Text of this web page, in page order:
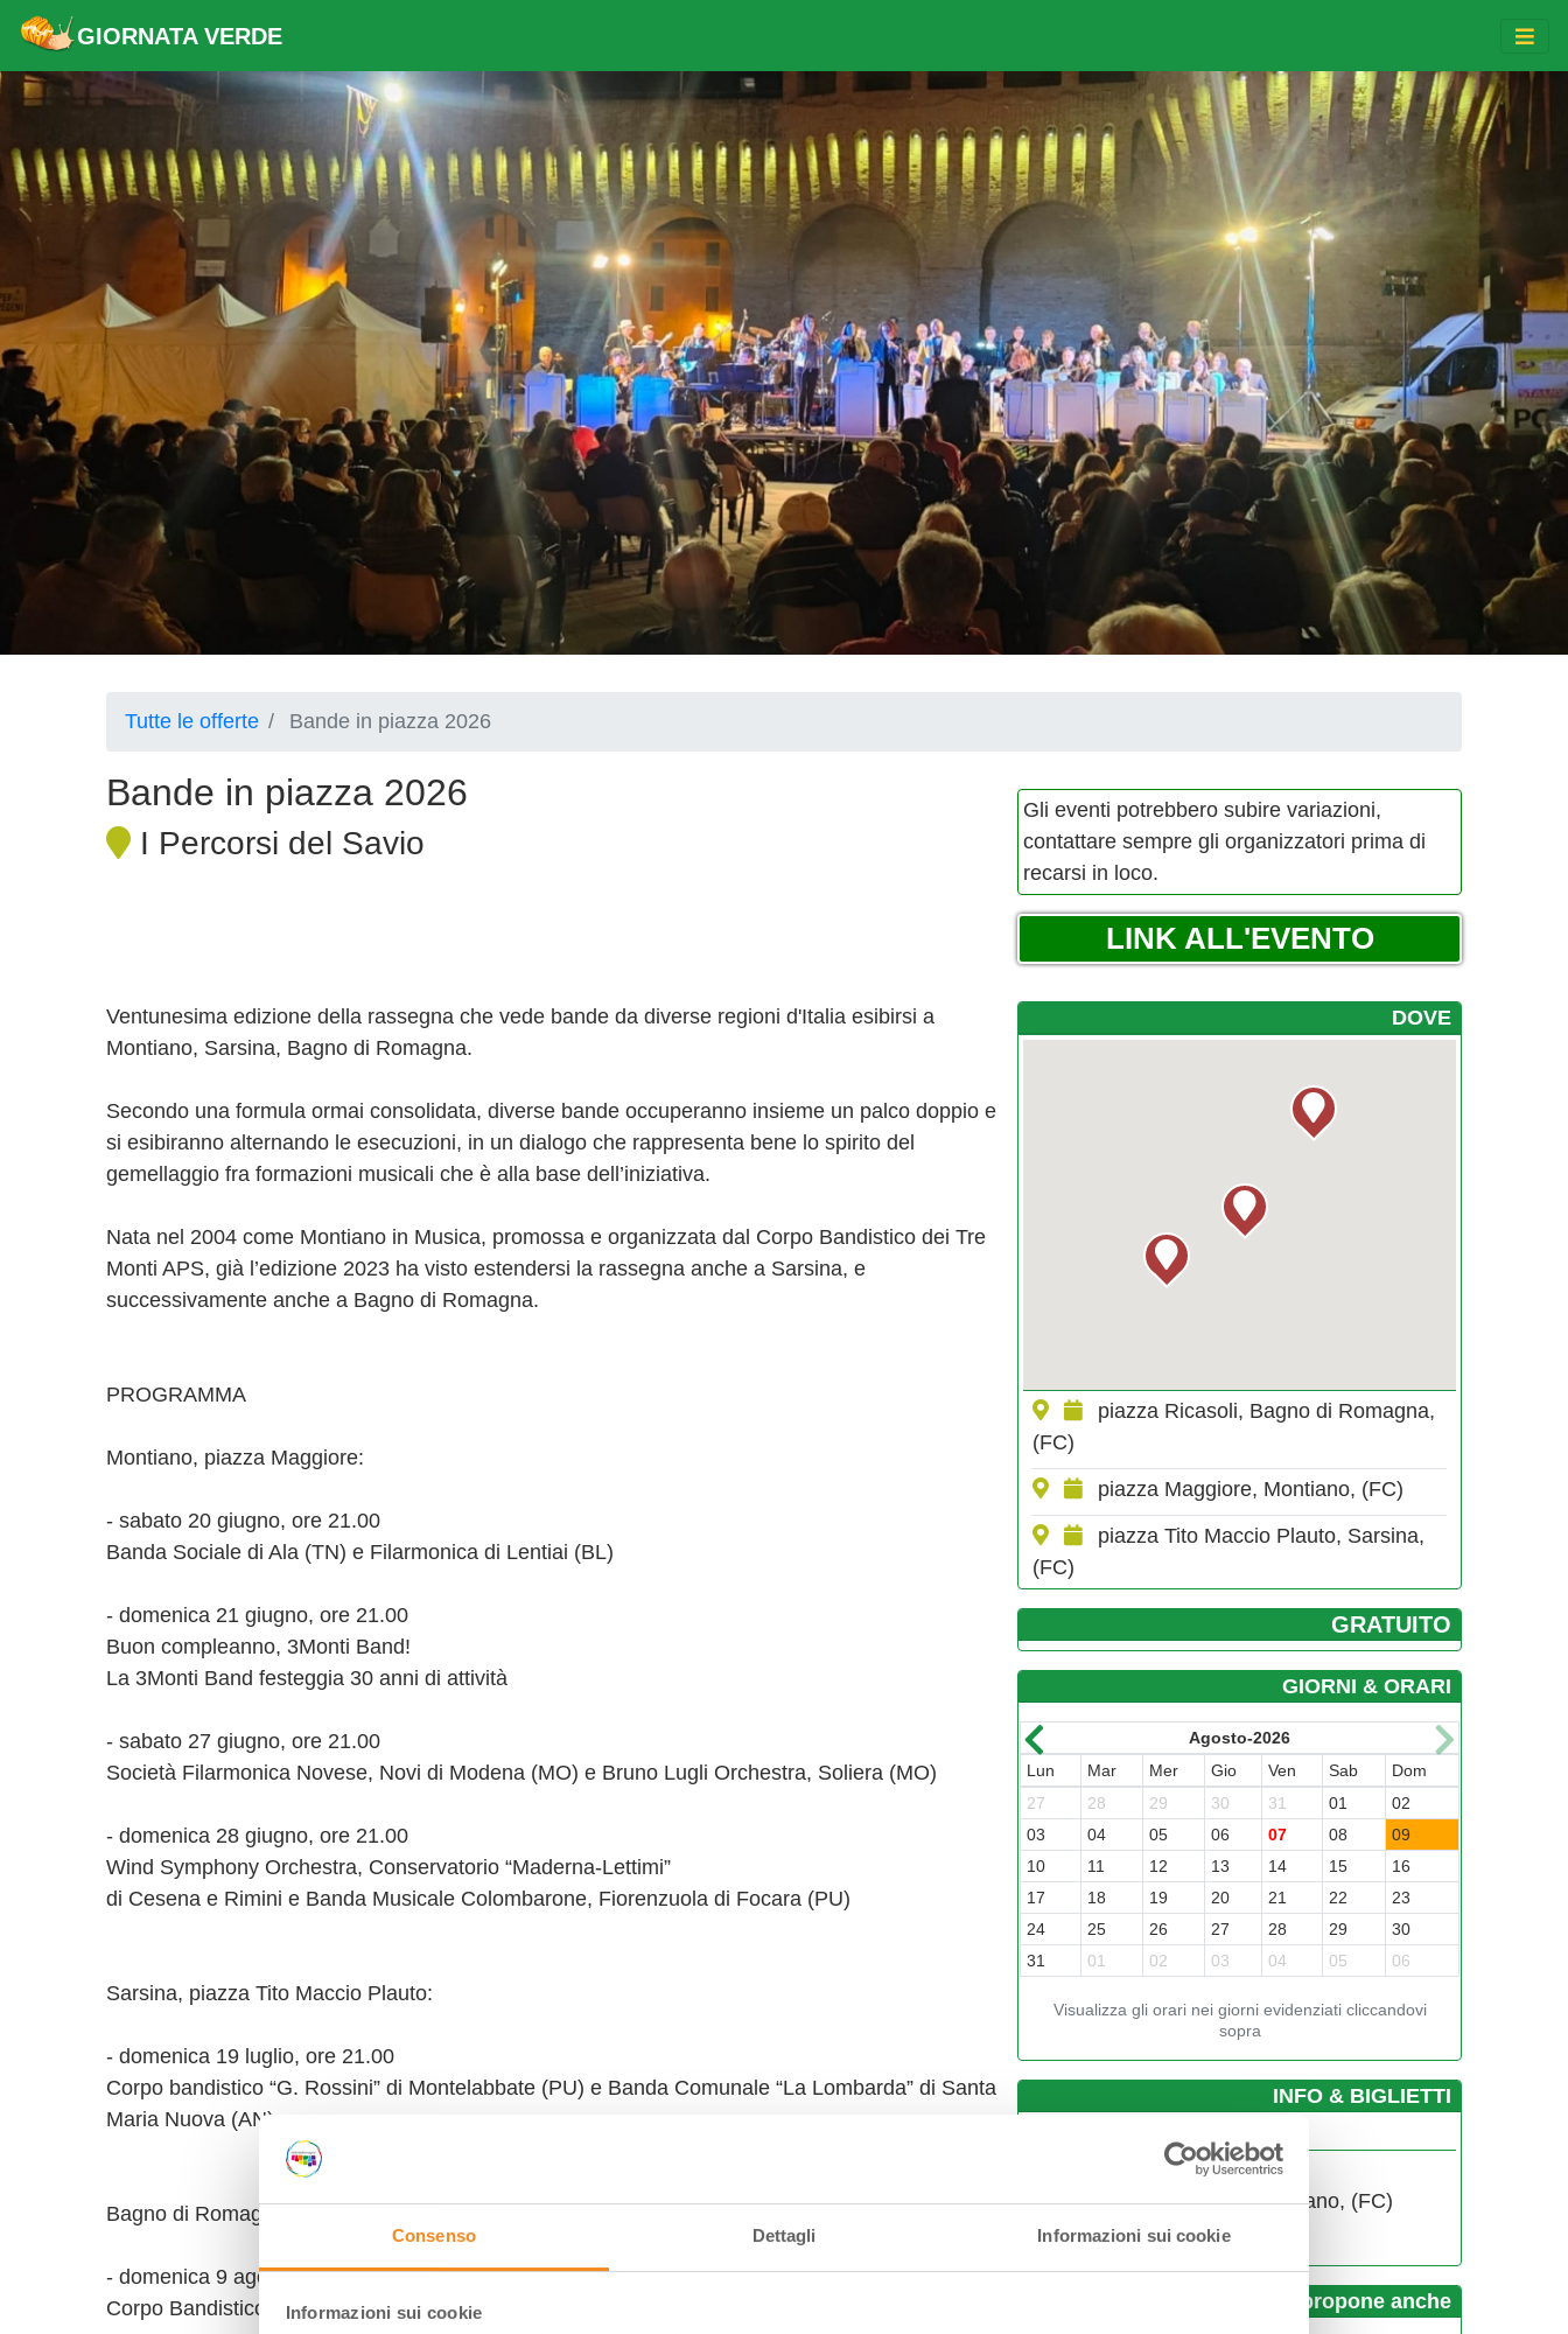
Consenso Dettagli Informazioni sui cookie
Informazioni sui cookie
GIORNATA VERDE
Tutte le offerte Bande in piazza 2026
Bande in piazza 2026
I Percorsi del Savio
Gli eventi potrebbero subire variazioni,
contattare sempre gli organizzatori prima di
recarsi in loco.
LINK ALL'EVENTO
Ventunesima edizione della rassegna che vede bande da diverse regioni d'Italia esibirsi a
Montiano, Sarsina, Bagno di Romagna.
Secondo una formula ormai consolidata, diverse bande occuperanno insieme un palco doppio e
si esibiranno alternando le esecuzioni, in un dialogo che rappresenta bene lo spirito del
gemellaggio fra formazioni musicali che è alla base dell’iniziativa.
Nata nel 2004 come Montiano in Musica, promossa e organizzata dal Corpo Bandistico dei Tre
Monti APS, già l’edizione 2023 ha visto estendersi la rassegna anche a Sarsina, e
successivamente anche a Bagno di Romagna.
PROGRAMMA
Montiano, piazza Maggiore:
- sabato 20 giugno, ore 21.00
Banda Sociale di Ala (TN) e Filarmonica di Lentiai (BL)
- domenica 21 giugno, ore 21.00
Buon compleanno, 3Monti Band!
La 3Monti Band festeggia 30 anni di attività
- sabato 27 giugno, ore 21.00
Società Filarmonica Novese, Novi di Modena (MO) e Bruno Lugli Orchestra, Soliera (MO)
- domenica 28 giugno, ore 21.00
Wind Symphony Orchestra, Conservatorio “Maderna-Lettimi”
di Cesena e Rimini e Banda Musicale Colombarone, Fiorenzuola di Focara (PU)
Sarsina, piazza Tito Maccio Plauto:
- domenica 19 luglio, ore 21.00
Corpo bandistico “G. Rossini” di Montelabbate (PU) e Banda Comunale “La Lombarda” di Santa
Maria Nuova (AN)
Bagno di Romagna, piazza Ricasoli:
- domenica 9 agosto, ore 21.00
Corpo Bandistico Cesare Roveroni di Santa Sofia e Filarmonica di Soci (AR).
DOVE
piazza Ricasoli, Bagno di Romagna,
(FC)
piazza Maggiore, Montiano, (FC)
piazza Tito Maccio Plauto, Sarsina,
(FC)
GRATUITO
GIORNI & ORARI
Giugno-2026
Lun
Mar Mer Gio Ven Sab
Dom
08
09 10 11 12
15
16 17 18 19 20
21
22
23 24 25 26 27
28
Lun
Mar Mer Gio Ven Sab
13
14
20
21 22 23 24
Agosto-2026
Lun
Mar Mer Gio Ven Sab
Dom
27
28 29 30 31 01
02
03
04 05 06 07 08
09
10
11 12 13 14 15
16
17
18 19 20 21 22
23
24
25 26 27 28 29
30
31
01 02 03 04 05 06
Visualizza gli orari nei giorni evidenziati cliccandovi
sopra
­INFO & BIGLIETTI
0547 51032
piazza Maggiore, 3, Montiano, (FC)
info@ipercorsidelsavio.it
I Percorsi del Savio propone anche